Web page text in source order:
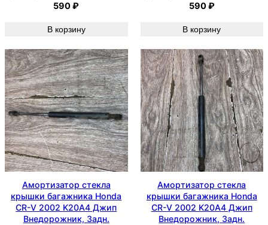
590₽
В корзину
590₽
В корзину
Амортизатор стекла
крышки багажника Honda
CR-V 2002 K20A4 Джип
Внедорожник, Задн.
Амортизатор стекла
крышки багажника Honda
CR-V 2002 K20A4 Джип
Внедорожник, Задн.